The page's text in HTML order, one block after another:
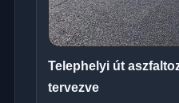
Telephelyi út
tervezve